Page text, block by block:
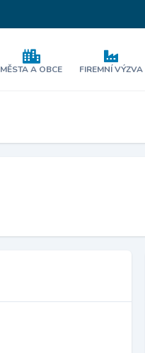
MĚSTA A OBCE FIREMNÍ VÝZVA